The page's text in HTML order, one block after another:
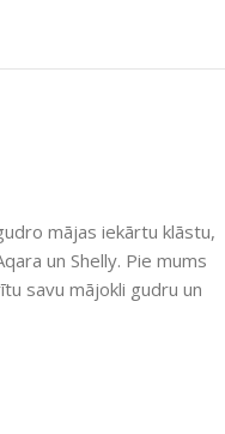
mājas iekārtu klāstu,
un Shelly. Pie mums
savu mājokli gudru un